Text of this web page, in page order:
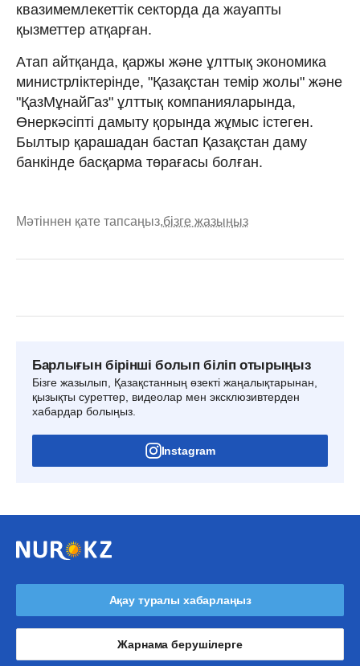
квазимемлекеттік секторда да жауапты
қызметтер атқарған.
Атап айтқанда, қаржы және ұлттық экономика
министрліктерінде, "Қазақстан темір жолы" және
"ҚазМұнайГаз" ұлттық компанияларында,
Өнеркәсіпті дамыту қорында жұмыс істеген.
Былтыр қарашадан бастап Қазақстан даму
банкінде басқарма төрағасы болған.
Мәтіннен қате тапсаңыз,бізге жазыңыз
Барлығын бірінші болып біліп отырыңыз
Бізге жазылып, Қазақстанның өзекті жаңалықтарынан,
қызықты суреттер, видеолар мен эксклюзивтерден
хабардар болыңыз.
Instagram
Ақау туралы хабарлаңыз
Жарнама берушілерге